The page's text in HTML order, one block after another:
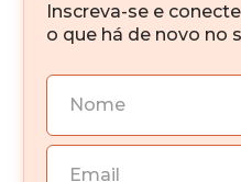
Inscreva-se e
o que há de novo no